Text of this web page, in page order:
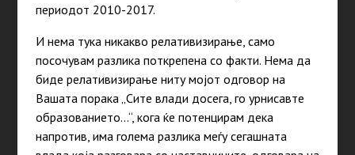
периодот 2010-2017.
И нема тука никакво релативизирање, само
посочувам разлика поткрепена со факти. Нема да
биде релативизирање ниту мојот одговор на
Вашата порака „Сите влади досега, го урнисавте
образованието…“, кога ќе потенцирам дека
напротив, има голема разлика меѓу сегашната